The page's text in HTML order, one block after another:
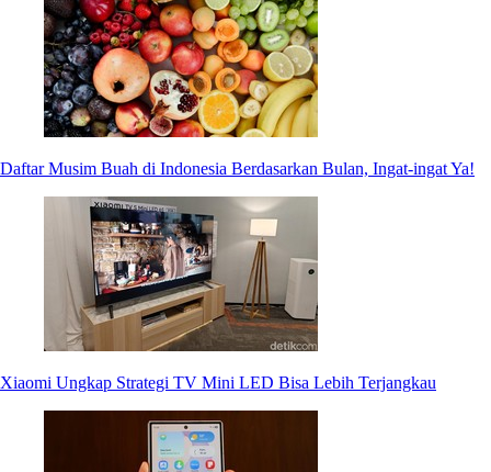
Daftar Musim Buah di Indonesia Berdasarkan Bulan, Ingat-ingat Ya!
Xiaomi Ungkap Strategi TV Mini LED Bisa Lebih Terjangkau